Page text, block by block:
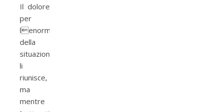
Il dolore
per
lenormit�
della
situazione
li
riunisce,
ma
mentre